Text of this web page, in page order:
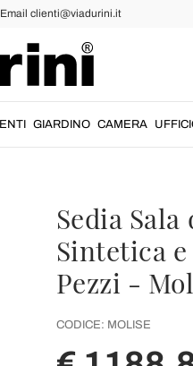
clienti@viadurini.it
GIARDINO CAMERA
Sedia
Sintetica
Pezzi -
CODICE: MOLISE